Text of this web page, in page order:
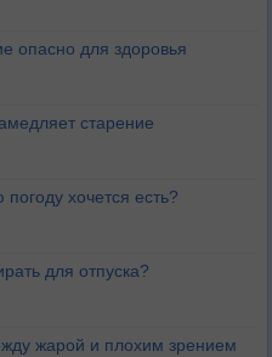
опасно для здоровья
старение
хочется есть?
для отпуска?
жарой и плохим зрением